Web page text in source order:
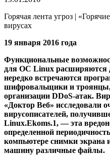
Горячая лента угроз |
вирусах
19 января 2016 года
Функциональные
для ОС Linux расширяются
нередко встречаются
шифровальщики и троянцы,
организации DDoS-атак.
«Доктор Веб» исследовали
вирусописателей,
Linux.Ekoms.1, — эта
определенной
компьютере снимки экрана
машину различные файлы.